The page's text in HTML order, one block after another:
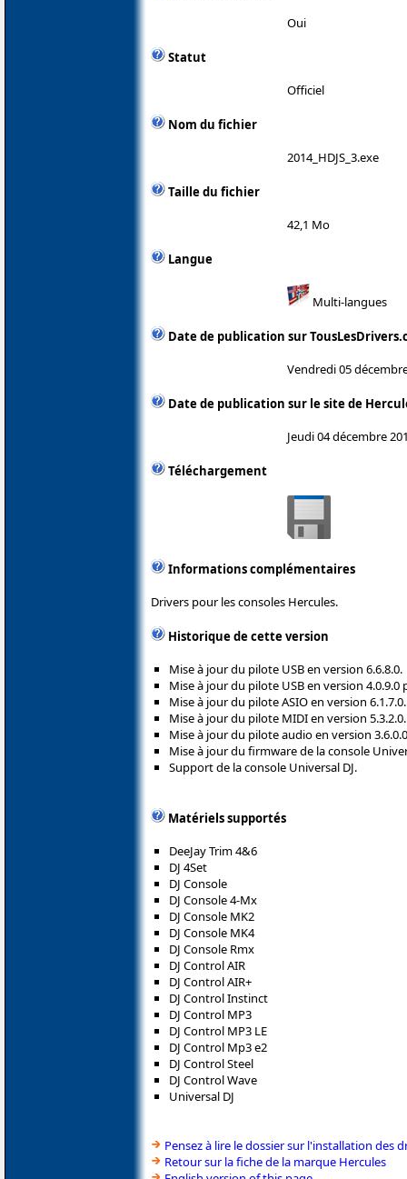
Oui
Statut
Officiel
Nom du fichier
2014_HDJS_3.exe
Taille du fichier
42,1 Mo
Langue
Multi-langues
Date de publication sur
Vendredi 05
Date de publication sur le site de
Jeudi 04 décembre
Téléchargement
Informations complémentaires
Drivers pour les consoles Hercules.
Historique de cette version
Mise à jour du pilote USB en version 6.6.8.0.
Mise à jour du pilote USB en version 4.0.9.0
Mise à jour du pilote ASIO en version 6.1.7.0.
Mise à jour du pilote MIDI en version 5.3.2.0.
Mise à jour du pilote audio en version
Mise à jour du firmware de la console
Support de la console Universal DJ.
Matériels supportés
DeeJay Trim 4&6
DJ 4Set
DJ Console
DJ Console 4-Mx
DJ Console MK2
DJ Console MK4
DJ Console Rmx
DJ Control AIR
DJ Control AIR+
DJ Control Instinct
DJ Control MP3
DJ Control MP3 LE
DJ Control Mp3 e2
DJ Control Steel
DJ Control Wave
Universal DJ
Pensez à lire le dossier sur l'installation des
Retour sur la fiche de la marque Hercules